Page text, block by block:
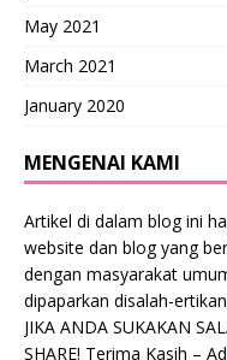
May 2021
March 2021
January 2020
MENGENAI KAMI
Artikel di dalam blog ini
website dan blog yang
dengan masyarakat
dipaparkan disalah-
JIKA ANDA SUKAKAN
SHARE! Terima Kasih –